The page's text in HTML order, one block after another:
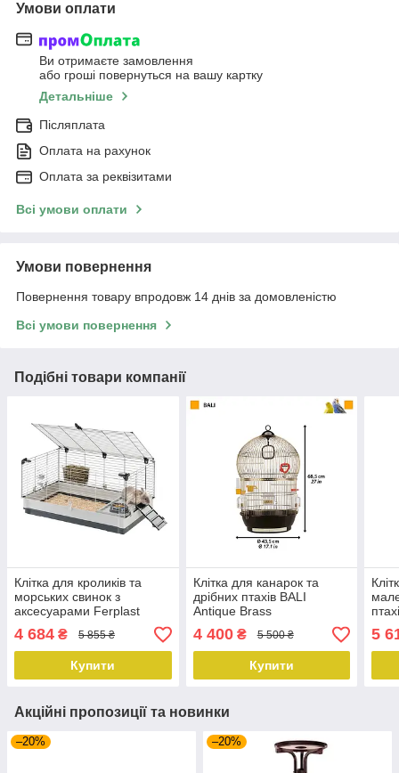
Умови оплати
Ви отримаєте замовлення
або гроші повернуться на вашу картку
Детальніше
Післяплата
Оплата на рахунок
Оплата за реквізитами
Всі умови оплати
Умови повернення
Повернення товару впродовж 14 днів за домовленістю
Всі умови повернення
Подібні товари компанії
Клітка для кроликів та
морських свинок з
аксесуарами Ferplast
Krolik L, 120х60х50 см
4 684 ₴ 5 855 ₴
Купити
Клітка для канарок та
дрібних птахів BALI
Antique Brass
4 400₴ 5 500 ₴
Купити
х
5
Акційні пропозиції та новинки
–20% –20%